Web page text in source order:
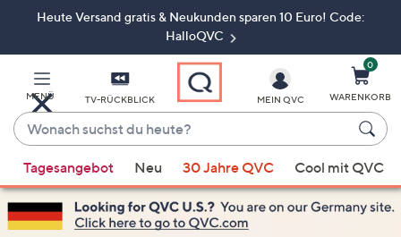
ZumHeute Versand gratis & Neukunden sparen 10 Euro! Code:
HalloQVC
MENÜ TV-RÜCKBLICK
Wonach
suchst
du
heute?
Vorschläge
verfügbar
sind,
MEIN QVC
0
WARENKORB
Tagesangebot Neu 30 Jahre QVC Cool mit QVC